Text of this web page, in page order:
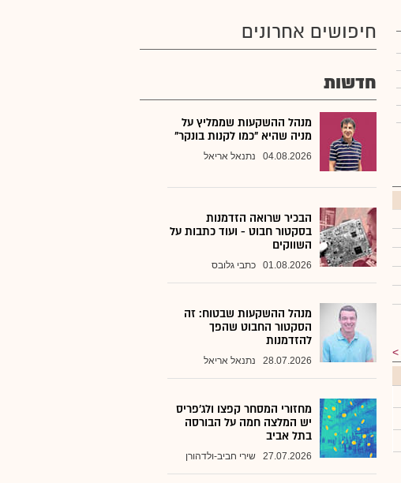
חיפושים אחרונים
חדשות
מנהל ההשקעות שממליץ על
מניה שהיא "כמו לקנות בונקר"
04.08.2026 נתנאל אריאל
הבכיר שרואה הזדמנות
בסקטור חבוט - ועוד כתבות על
השווקים
01.08.2026 כתבי גלובס
מנהל ההשקעות שבטוח: זה
הסקטור החבוט שהפך
להזדמנות
28.07.2026 נתנאל אריאל
מחזורי המסחר קפצו ולג'פריס
יש המלצה חמה על הבורסה
בתל אביב
27.07.2026 שירי חביב-ולדהורן